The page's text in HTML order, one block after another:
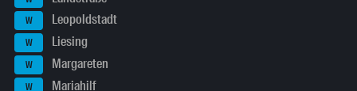
W Leopoldstadt
W Liesing
W Margareten
W Mariahilf